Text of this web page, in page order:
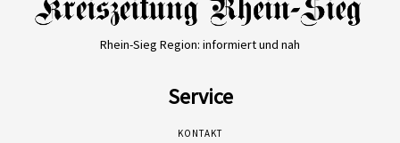
Rhein-Sieg Region: informiert und nah
Service
KONTAKT